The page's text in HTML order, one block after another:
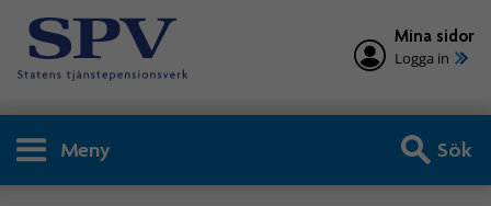
Mina sidor
Logga in
Meny Sök